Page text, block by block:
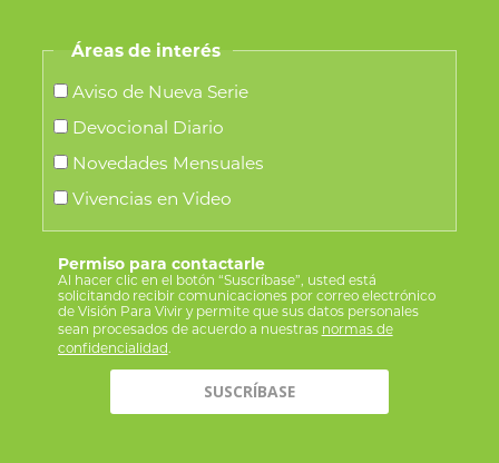
Áreas de interés
Aviso de Nueva Serie
Devocional Diario
Novedades Mensuales
Vivencias en Video
Permiso para contactarle
Al hacer clic en el botón “Suscríbase”, usted está
solicitando recibir comunicaciones por correo electrónico
de Visión Para Vivir y permite que sus datos personales
sean procesados de acuerdo a nuestras normas de
confidencialidad.